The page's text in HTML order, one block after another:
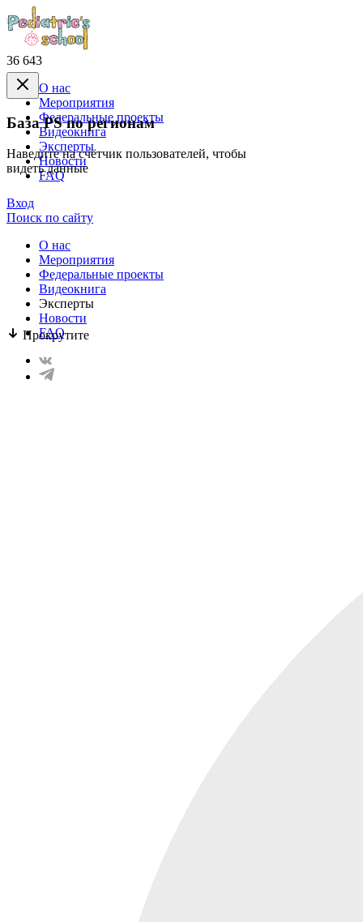
36 643
База PS по регионам
Наведите на счётчик пользователей, чтобы
видеть данные
Прокрутите
О нас
Mероприятия
Федеральные проекты
Видеокнига
Эксперты
Новости
FAQ
Вход
Поиск по сайту
О нас
Mероприятия
Федеральные проекты
Видеокнига
Эксперты
Новости
FAQ